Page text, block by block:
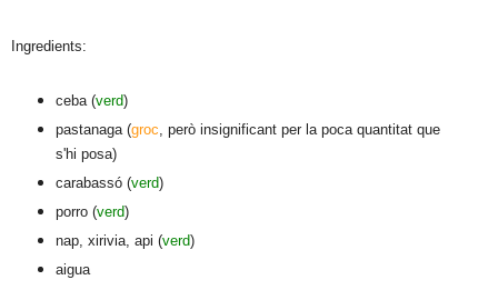
Ingredients:
ceba (verd)
pastanaga (groc, però insignificant per la poca quantitat que
s'hi posa)
carabassó (verd)
porro (verd)
nap, xirivia, api (verd)
aigua